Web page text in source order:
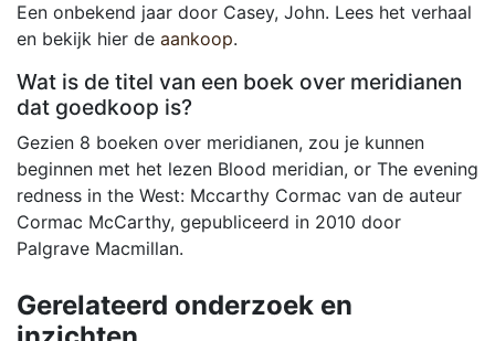
Een onbekend jaar door Casey, John. Lees het verhaal
en bekijk hier de aankoop.
Wat is de titel van een boek over meridianen
dat goedkoop is?
Gezien 8 boeken over meridianen, zou je kunnen
beginnen met het lezen Blood meridian, or The evening
redness in the West: Mccarthy Cormac van de auteur
Cormac McCarthy, gepubliceerd in 2010 door
Palgrave Macmillan.
Gerelateerd onderzoek en